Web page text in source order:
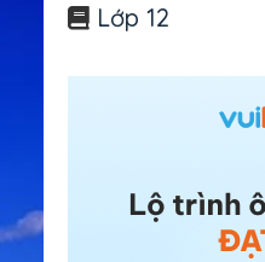
Lớp 12